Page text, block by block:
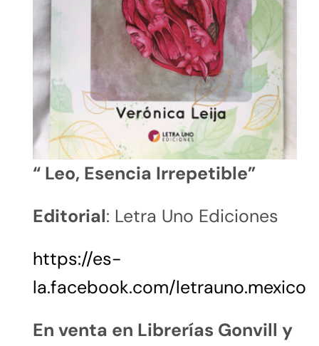
“ Leo, Esencia Irrepetible”
Editorial: Letra Uno Ediciones
https://es-
la.facebook.com/letrauno.mexico
En venta en Librerías Gonvill y